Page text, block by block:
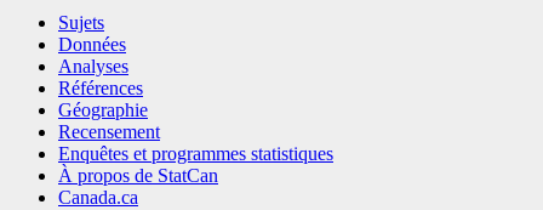
Sujets
Données
Analyses
Références
Géographie
Recensement
Enquêtes et programmes statistiques
À propos de StatCan
Canada.ca